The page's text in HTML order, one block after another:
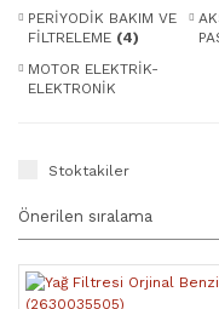
PERİYODİK BAKIM VE
FİLTRELEME (4)
MOTOR ELEKTRİK-
ELEKTRONİK
Stoktakiler